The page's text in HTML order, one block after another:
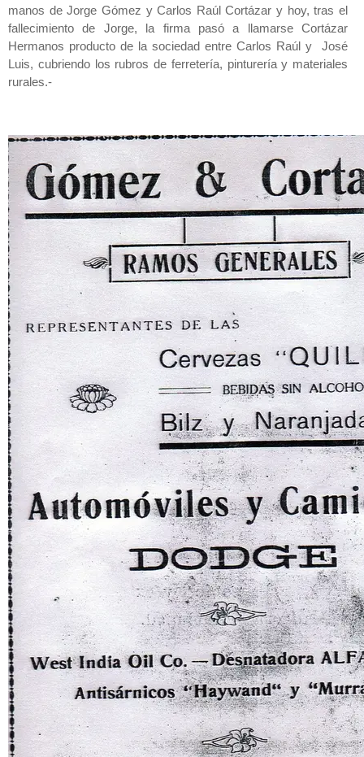
manos de Jorge Gómez y Carlos Raúl Cortázar y hoy, tras el
fallecimiento de Jorge, la firma pasó a llamarse Cortázar
Hermanos producto de la sociedad entre Carlos Raúl y José
Luis, cubriendo los rubros de ferretería, pinturería y materiales
rurales.-